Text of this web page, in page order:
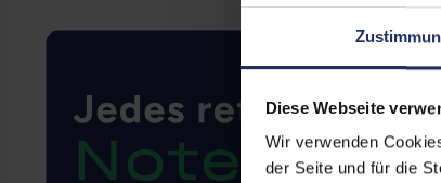
Diese Webseite
Wir verwenden
der Seite und für die